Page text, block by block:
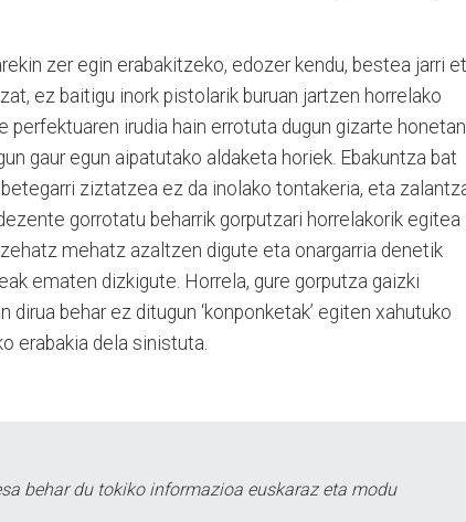
zer egin erabakitzeko, edozer kendu, bestea jarri
ez baitigu inork pistolarik buruan jartzen horrelako
perfektuaren irudia hain errotuta dugun gizarte
gaur egun aipatutako aldaketa horiek. Ebakuntza bat
ziztatzea ez da inolako tontakeria, eta
gorrotatu beharrik gorputzari horrelakorik egitea
mehatz azaltzen digute eta onargarria denetik
ematen dizkigute. Horrela, gure gorputza gaizki
dirua behar ez ditugun ‘konponketak’ egiten xahutuko
erabakia dela sinistuta.
behar du tokiko informazioa euskaraz eta modu